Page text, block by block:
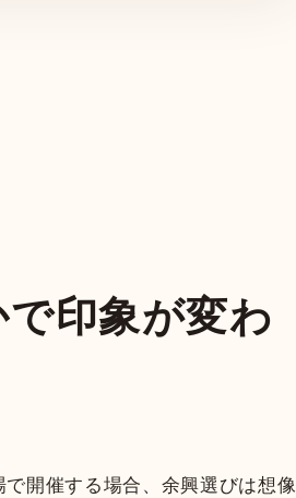
印象が変わ
開催する場合、余興選びは想像